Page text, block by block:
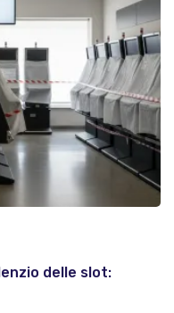
delle slot: